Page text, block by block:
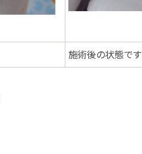
施術後の状態です